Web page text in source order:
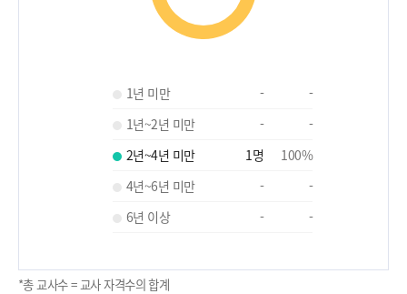
1년 미만 -
-
1년~2년 미만
-
-
2년~4년 미만
1명 100%
4년~6년 미만
-
-
6년 이상
- -
*총 교사수 = 교사 자격수의 합계